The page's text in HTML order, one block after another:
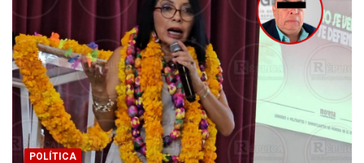
POLÍTICA